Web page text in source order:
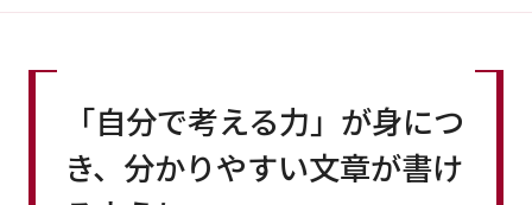
「自分で考える力」が身につ
き、分かりやすい文章が書け